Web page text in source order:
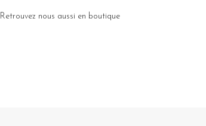
Retrouvez nous aussi en boutique